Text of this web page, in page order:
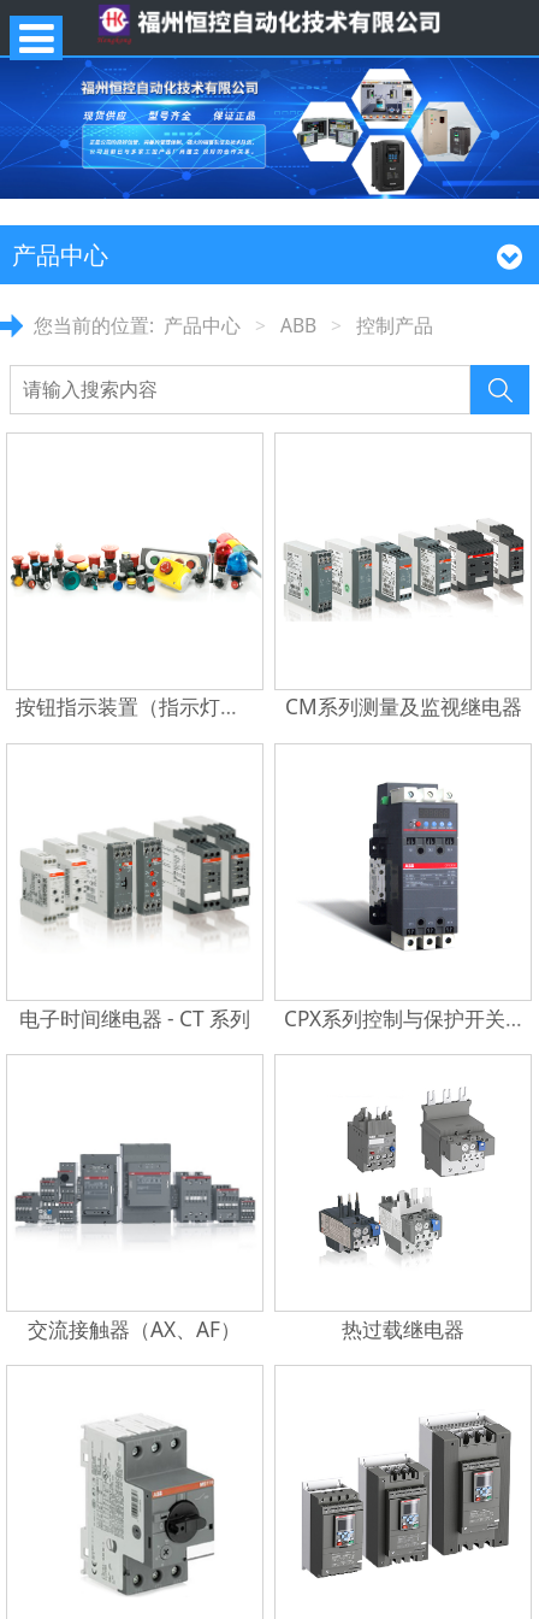
产品中心
您当前的位置: 产品中心 > ABB > 控制产品
按钮指示装置（指示灯、按钮） CM系列测量及监视继电器
电子时间继电器 - CT 系列 CPX系列控制与保护开关电器
交流接触器（AX、AF） 热过载继电器